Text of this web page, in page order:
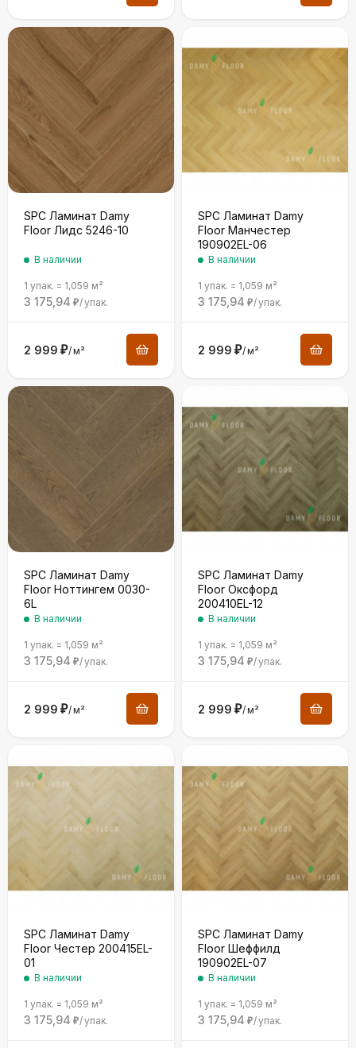
SPC Ламинат Damy
Floor Лидс 5246-10
В наличии
1 упак. = 1,059 м²
3 175,94 ₽/упак.
2 999 ₽/м²
SPC Ламинат Damy
Floor Манчестер
190902EL-06
В наличии
1 упак. = 1,059 м²
3 175,94 ₽/упак.
2 999 ₽/м²
SPC Ламинат Damy
Floor Ноттингем 0030-
6L
В наличии
1 упак. = 1,059 м²
3 175,94 ₽/упак.
2 999 ₽/м²
SPC Ламинат Damy
Floor Оксфорд
200410EL-12
В наличии
1 упак. = 1,059 м²
3 175,94 ₽/упак.
2 999 ₽/м²
SPC Ламинат Damy
Floor Честер 200415EL-
01
В наличии
1 упак. = 1,059 м²
3 175,94 ₽/упак.
SPC Ламинат Damy
Floor Шеффилд
190902EL-07
В наличии
1 упак. = 1,059 м²
3 175,94 ₽/упак.